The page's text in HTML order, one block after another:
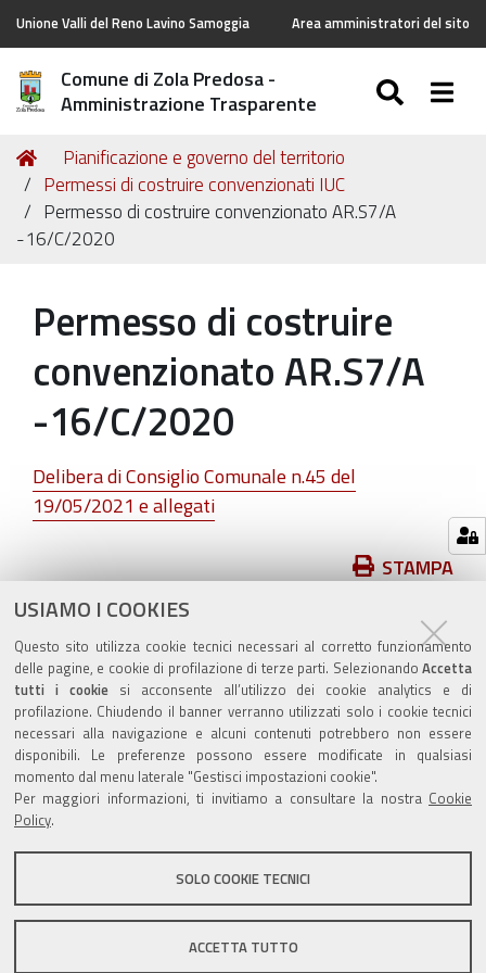
USIAMO I COOKIES
Questo sito utilizza cookie tecnici necessari al corretto funzionamento
delle pagine, e cookie di profilazione di terze parti. Selezionando Accetta
tutti i cookiesi acconsente all’utilizzo dei cookie analytics e di
profilazione. Chiudendo il banner verranno utilizzati solo i cookie tecnici
necessari alla navigazione e alcuni contenuti potrebbero non essere
disponibili. Le preferenze possono essere modificate in qualsiasi
momento dal menu laterale "Gestisci impostazioni cookie".
Per maggiori informazioni, ti invitiamo a consultare la nostra Cookie
Policy.
SOLO COOKIE TECNICI
ACCETTA TUTTO
Unione Valli del Reno Lavino Samoggia Area amministratori del sito
Comune di Zola Predosa -
Amministrazione Trasparente
Tu
sei
qui:
Home
Pianificazione e governo del territorio
Permessi di costruire convenzionati IUC
Permesso di costruire convenzionato AR.S7/A
-16/C/2020
Permesso di costruire
convenzionato AR.S7/A
-16/C/2020
Delibera di Consiglio Comunale n.45 del
19/05/2021 e allegati
Azioni
sul
documento
STAMPA
pubblicato il23/07/2021
ultima modifica23/07/2021
Valuta questo sito
Sito istituzionale Comune di Zola Predosa